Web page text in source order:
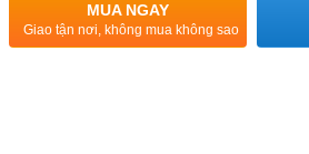
MUA NGAY
Giao tận nơi, không mua không sao